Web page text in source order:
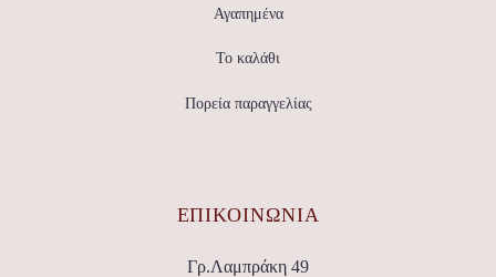
Αγαπημένα
Το καλάθι
Πορεία παραγγελίας
ΕΠΙΚΟΙΝΩΝΊΑ
Γρ.Λαμπράκη 49